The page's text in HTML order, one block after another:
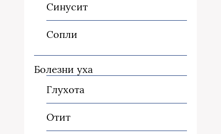
Синусит
Сопли
Болезни уха
Глухота
Отит